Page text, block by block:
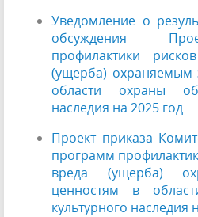
Уведомление о
обсуждения
профилактики
(ущерба) охраняемым
области охраны
наследия на 2025 год
Проект приказа
программ
вреда (ущерба)
ценностям в
культурного наследия